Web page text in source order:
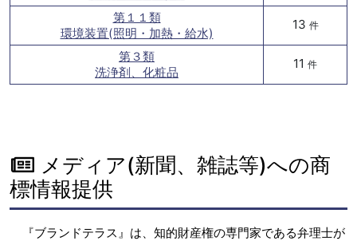
第１１類
環境装置(照明・加熱・給水)
13 件
第３類
洗浄剤、化粧品
11 件
メディア(新聞、雑誌等)への商
標情報提供
『ブランドテラス』は、知的財産権の専門家である弁理士が